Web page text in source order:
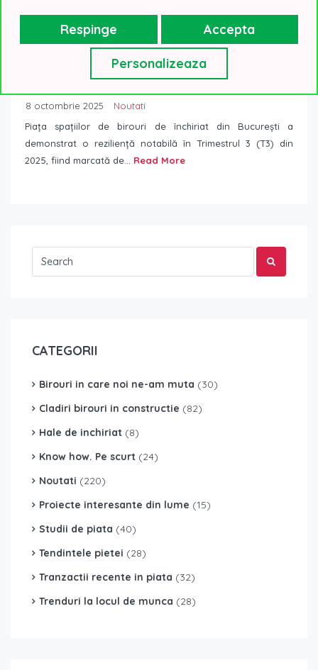
Polarizarea pieței închirieri spații de birouri
București se intensifică. Doua treimi din cererea
8 octombrie 2025
Noutati
Piața spațiilor de birouri de închiriat din București a
demonstrat o reziliență notabilă în Trimestrul 3 (T3) din
2025, fiind marcată de... Read More
CATEGORII
Birouri in care noi ne-am muta (30)
Cladiri birouri in constructie (82)
Hale de inchiriat (8)
Know how. Pe scurt (24)
Noutati (220)
Proiecte interesante din lume (15)
Studii de piata (40)
Tendintele pietei (28)
Tranzactii recente in piata (32)
Trenduri la locul de munca (28)
Respinge Accepta
Personalizeaza